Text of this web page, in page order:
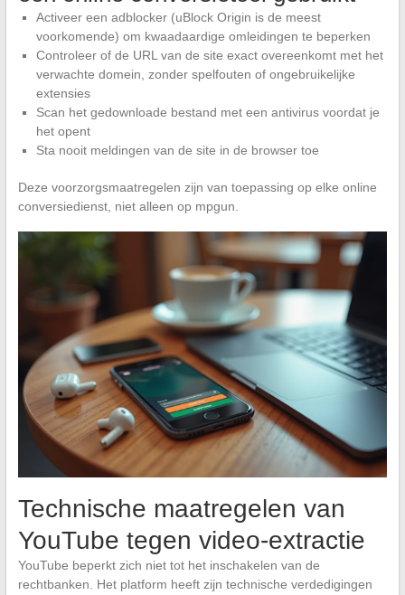
Activeer een adblocker (uBlock Origin is de meest
voorkomende) om kwaadaardige omleidingen te beperken
Controleer of de URL van de site exact overeenkomt met het
verwachte domein, zonder spelfouten of ongebruikelijke
extensies
Scan het gedownloade bestand met een antivirus voordat je
het opent
Sta nooit meldingen van de site in de browser toe
Deze voorzorgsmaatregelen zijn van toepassing op elke online
conversiedienst, niet alleen op mpgun.
Technische maatregelen van
YouTube tegen video-extractie
YouTube beperkt zich niet tot het inschakelen van de
rechtbanken. Het platform heeft zijn technische verdedigingen